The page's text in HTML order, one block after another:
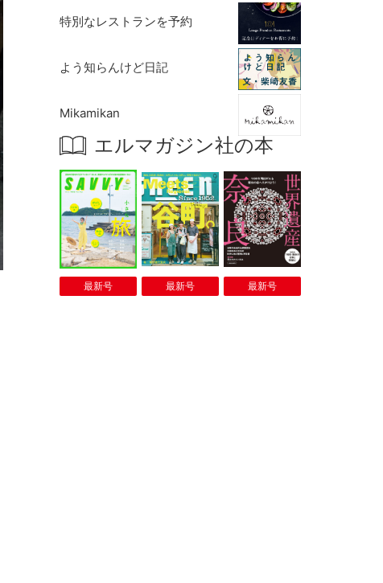
特別なレストランを予約
よう知らんけど日記
Mikamikan
エルマガジン社の本
最新号 最新号 最新号